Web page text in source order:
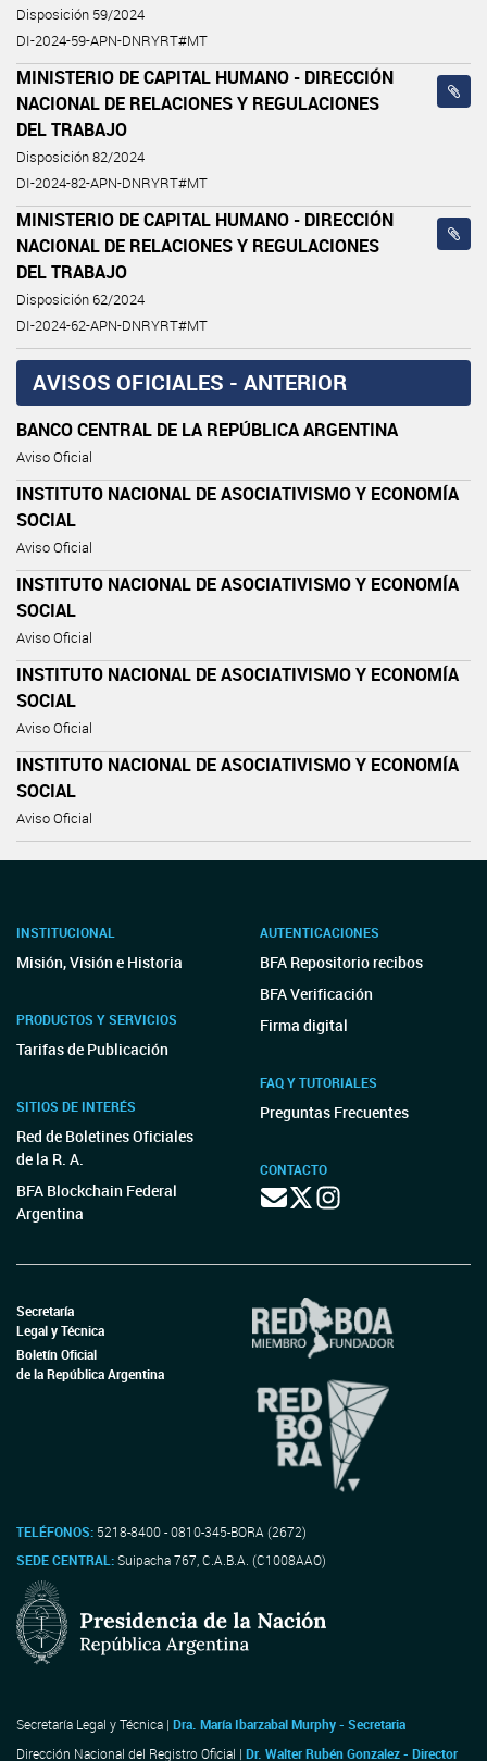
Disposición 59/2024
DI-2024-59-APN-DNRYRT#MT
MINISTERIO DE CAPITAL HUMANO - DIRECCIÓN
NACIONAL DE RELACIONES Y REGULACIONES
DEL TRABAJO
Disposición 82/2024
DI-2024-82-APN-DNRYRT#MT
MINISTERIO DE CAPITAL HUMANO - DIRECCIÓN
NACIONAL DE RELACIONES Y REGULACIONES
DEL TRABAJO
Disposición 62/2024
DI-2024-62-APN-DNRYRT#MT
AVISOS OFICIALES - ANTERIOR
BANCO CENTRAL DE LA REPÚBLICA ARGENTINA
Aviso Oficial
INSTITUTO NACIONAL DE ASOCIATIVISMO Y ECONOMÍA
SOCIAL
Aviso Oficial
INSTITUTO NACIONAL DE ASOCIATIVISMO Y ECONOMÍA
SOCIAL
Aviso Oficial
INSTITUTO NACIONAL DE ASOCIATIVISMO Y ECONOMÍA
SOCIAL
Aviso Oficial
INSTITUTO NACIONAL DE ASOCIATIVISMO Y ECONOMÍA
SOCIAL
Aviso Oficial
INSTITUCIONAL
Misión, Visión e Historia
PRODUCTOS Y SERVICIOS
Tarifas de Publicación
SITIOS DE INTERÉS
Red de Boletines Oficiales
de la R. A.
BFA Blockchain Federal
Argentina
AUTENTICACIONES
BFA Repositorio recibos
BFA Verificación
Firma digital
FAQ Y TUTORIALES
Preguntas Frecuentes
CONTACTO
Secretaría
Legal y Técnica
Boletín Oficial
de la República Argentina
TELÉFONOS: 5218-8400 - 0810-345-BORA (2672)
SEDE CENTRAL:Suipacha 767, C.A.B.A. (C1008AAO)
Secretaría Legal y Técnica | Dra. María Ibarzabal Murphy - Secretaria
Dirección Nacional del Registro Oficial | Dr. Walter Rubén Gonzalez - Director